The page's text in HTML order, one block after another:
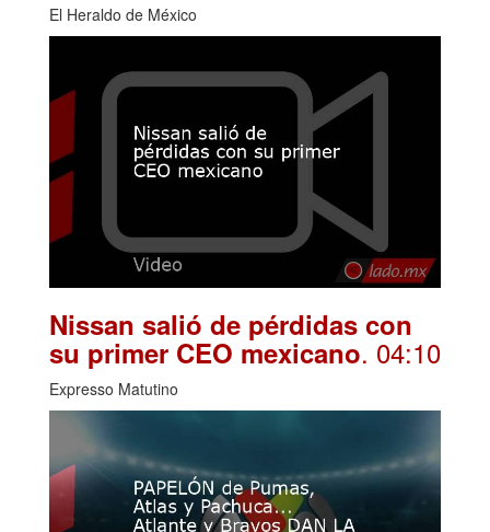
El Heraldo de México
Nissan salió de pérdidas con
su primer CEO mexicano. 04:10
Expresso Matutino